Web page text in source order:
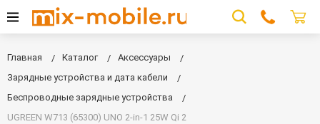
Главная Каталог
Аксессуары
Зарядные устройства и дата кабели
Беспроводные зарядные устройства
UGREEN W713 (65300) UNO 2-in-1 25W Qi 2